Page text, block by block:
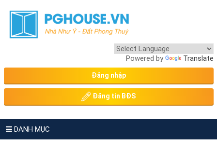
Powered by Translate
Đăng nhập
Đăng tin BĐS
DANH MỤC